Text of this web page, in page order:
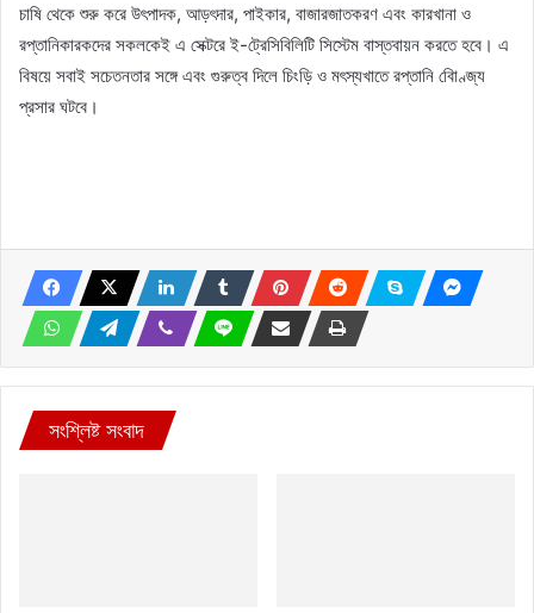
চাষি থেকে শুরু করে উৎপাদক, আড়ৎদার, পাইকার, বাজারজাতকরণ এবং কারখানা ও
রপ্তানিকারকদের সকলকেই এ সেক্টরে ই-ট্রেসিবিলিটি সিস্টেম বাস্তবায়ন করতে হবে। এ
বিষয়ে সবাই সচেতনতার সঙ্গে এবং গুরুত্ব দিলে চিংড়ি ও মৎস্যখাতে রপ্তানি বােিণ্জ্য
প্রসার ঘটবে।
সংশ্লিষ্ট সংবাদ